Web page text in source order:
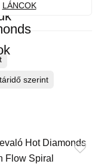
LÁNCOK
szerint